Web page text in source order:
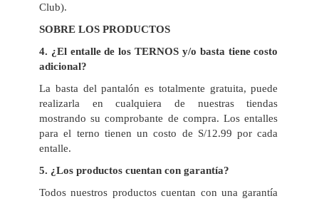
Club).
SOBRE LOS PRODUCTOS
4. ¿El entalle de los TERNOS y/o basta tiene costo
adicional?
La basta del pantalón es totalmente gratuita, puede
realizarla en cualquiera de nuestras tiendas
mostrando su comprobante de compra. Los entalles
para el terno tienen un costo de S/12.99 por cada
entalle.
5. ¿Los productos cuentan con garantía?
Todos nuestros productos cuentan con una garantía